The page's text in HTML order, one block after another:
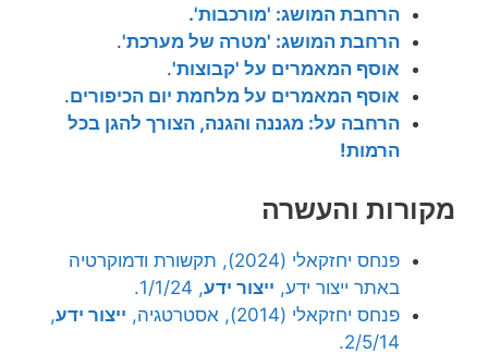
הרחבת המושג: 'מורכבות'.
הרחבת המושג: 'מטרה של מערכת'.
אוסף המאמרים על 'קבוצות'.
אוסף המאמרים על מלחמת יום הכיפורים.
הרחבה על: מגננה והגנה, הצורך להגן בכל
הרמות!
מקורות והעשרה
פנחס יחזקאלי (2024), תקשורת ודמוקרטיה
באתר ייצור ידע, ייצור ידע, 1/1/24.
פנחס יחזקאלי (2014), אסטרטגיה,
ייצור ידע,
2/5/14.